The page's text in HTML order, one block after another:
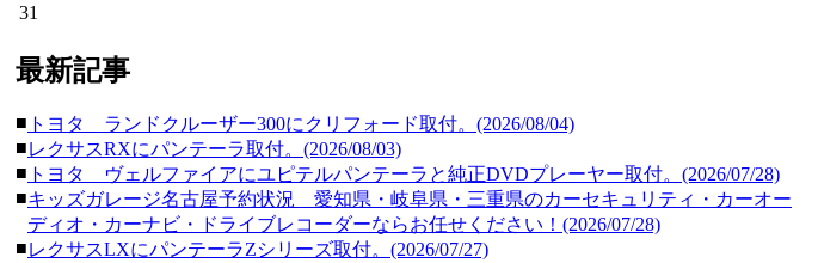
31
最新記事
■ トヨタ ランドクルーザー300にクリフォード取付。(2026/08/04)
■レクサスRXにパンテーラ取付。(2026/08/03)
■ トヨタ ヴェルファイアにユピテルパンテーラと純正DVDプレーヤー取付。(2026/07/28)
■キッズガレージ名古屋予約状況 愛知県・岐阜県・三重県のカーセキュリティ・カーオー
ディオ・カーナビ・ドライブレコーダーならお任せください！(2026/07/28)
■レクサスLXにパンテーラZシリーズ取付。(2026/07/27)